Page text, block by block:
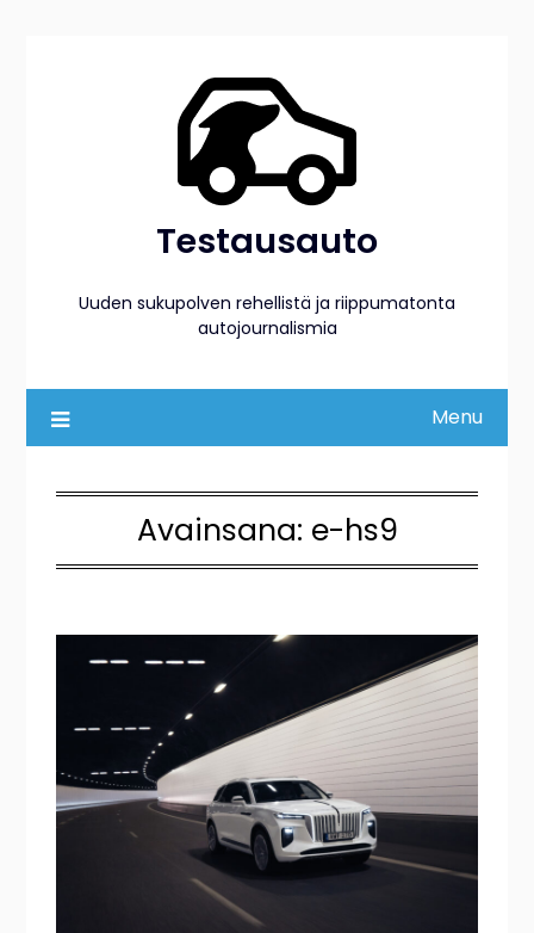
Testausauto
Uuden sukupolven rehellistä ja riippumatonta
autojournalismia
Menu
Avainsana: e-hs9